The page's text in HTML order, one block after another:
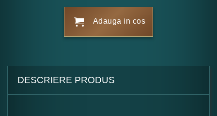
Adauga in cos
DESCRIERE PRODUS